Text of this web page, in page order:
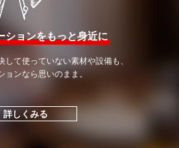
ションをもっと身近に
して使っていない素材や設備も、
ョンなら思いのまま。
詳しくみる